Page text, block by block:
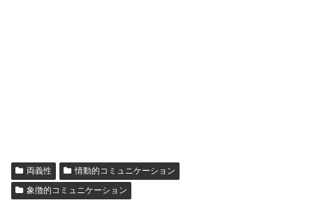
両義性
情動的コミュニケーション
象徴的コミュニケーション